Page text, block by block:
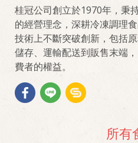
桂冠公司創立於1970年，秉
的經營理念，深耕冷凍調理
技術上不斷突破創新，包括
儲存、運輸配送到販售末端
費者的權益。
所有